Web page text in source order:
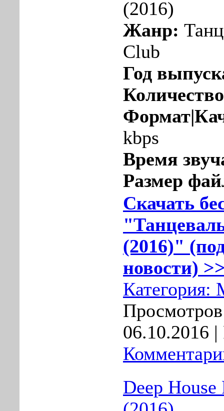
(2016)
Жанр:
Club
Год
kbps
Время
Размер
Скачать
(2016)"
новости)
Категория:
06.10.2016 |
Deep